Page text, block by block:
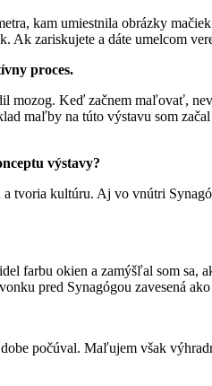
kam umiestnila obrázky
zariskujete a dáte umelcom
proces.
mozog. Keď začnem maľovať,
maľby na túto výstavu som
výstavy?
kultúru. Aj vo vnútri
farbu okien a zamýšľal som
pred Synagógou zavesená
počúval. Maľujem však